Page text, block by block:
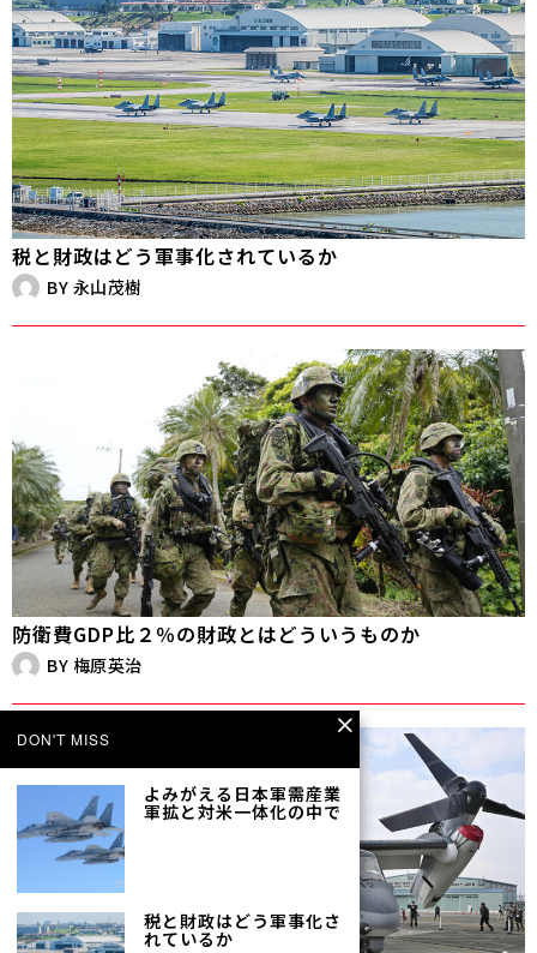
税と財政はどう軍事化されているか
BY 永山茂樹
防衛費GDP比２％の財政とはどういうものか
BY 梅原英治
DON'T MISS
よみがえる日本軍需産業――
軍拡と対米一体化の中で
税と財政はどう軍事化さ
れているか